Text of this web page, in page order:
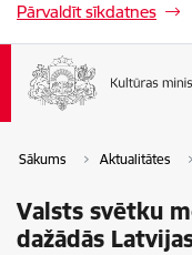
Pārvaldīt sīkdatnes
Sākums Aktualitātes
Valsts svētku
dažādās